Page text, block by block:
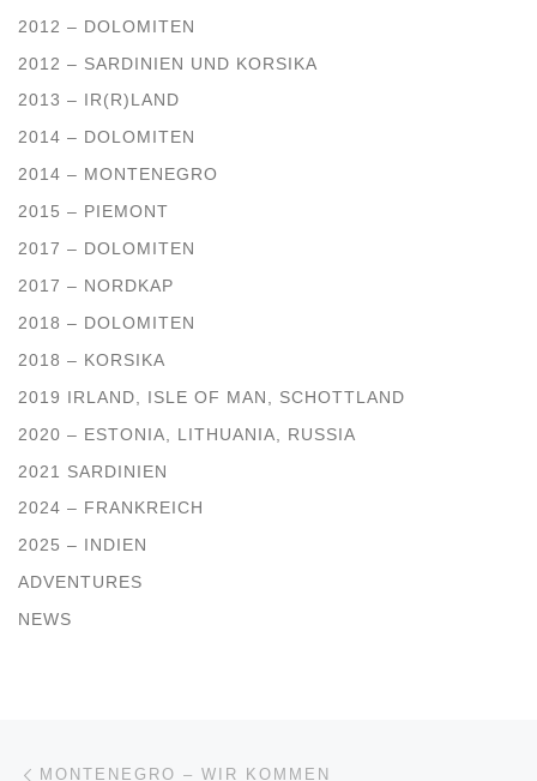
2012 – DOLOMITEN
2012 – SARDINIEN UND KORSIKA
2013 – IR(R)LAND
2014 – DOLOMITEN
2014 – MONTENEGRO
2015 – PIEMONT
2017 – DOLOMITEN
2017 – NORDKAP
2018 – DOLOMITEN
2018 – KORSIKA
2019 IRLAND, ISLE OF MAN, SCHOTTLAND
2020 – ESTONIA, LITHUANIA, RUSSIA
2021 SARDINIEN
2024 – FRANKREICH
2025 – INDIEN
ADVENTURES
NEWS
Beitragsnavigation
MONTENEGRO – WIR KOMMEN